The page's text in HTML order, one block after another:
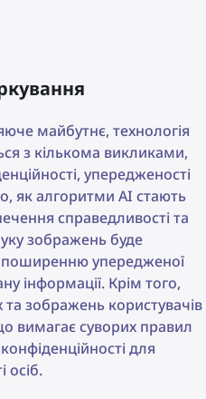
майбутнє, технологія
з кількома викликами,
упередженості
як алгоритми AI стають
справедливості та
зображень буде
упередженої
інформації. Крім того,
зображень користувачів
вимагає суворих правил
для
осіб.